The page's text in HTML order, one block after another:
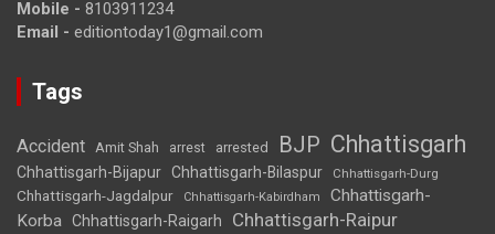
Mobile - 8103911234
Email - editiontoday1@gmail.com
Tags
Accident Amit Shah arrest arrested BJP Chhattisgarh
Chhattisgarh-Bijapur Chhattisgarh-Bilaspur Chhattisgarh-Durg
Chhattisgarh-Jagdalpur Chhattisgarh-Kabirdham
Chhattisgarh-
Korba Chhattisgarh-Raigarh Chhattisgarh-Raipur